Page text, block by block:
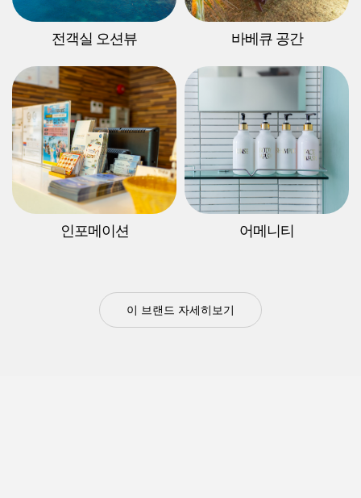
전객실 오션뷰 바베큐 공간
인포메이션 어메니티
이 브랜드 자세히보기